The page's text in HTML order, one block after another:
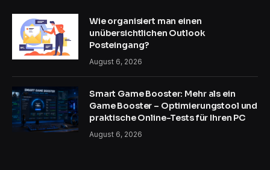
Wie organisiert man einen
unübersichtlichen Outlook
Posteingang?
August 6, 2026
Smart Game Booster: Mehr als ein
Game Booster – Optimierungstool und
praktische Online-Tests für Ihren PC
August 6, 2026